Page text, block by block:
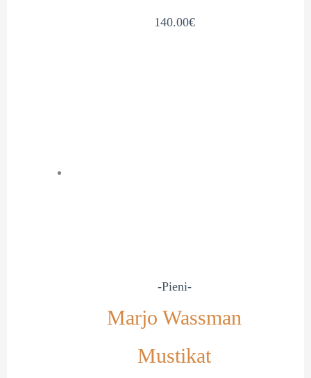
140.00€
-Pieni-
Marjo Wassman
Mustikat